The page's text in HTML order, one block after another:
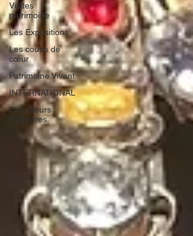
Visites
patrimoine
Les Expositions
Les coups de
cœur
Patrimoine Vivant
INTERNATIONAL
Chauffeurs
d'Orgères